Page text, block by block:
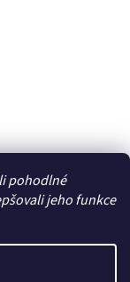
pohodlné
jeho funkce